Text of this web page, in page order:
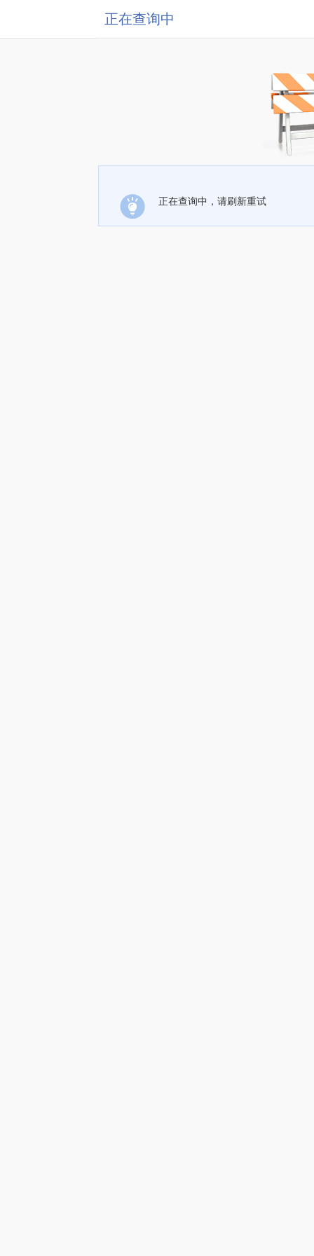
正在查询中
正在查询中，请刷新重试